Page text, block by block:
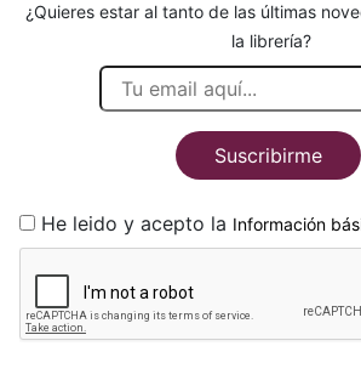
¿Quieres estar al tanto de las últimas
la librería?
Suscribirme
He leido y acepto la Información